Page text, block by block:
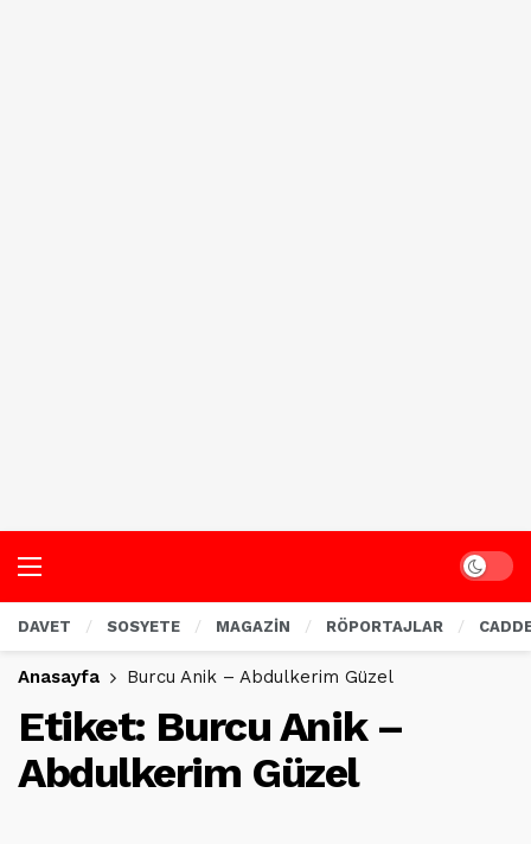
Dark
DAVET SOSYETE MAGAZİN RÖPORTAJLAR
Anasayfa Burcu Anik – Abdulkerim Güzel
Etiket: Burcu Anik –
Abdulkerim Güzel